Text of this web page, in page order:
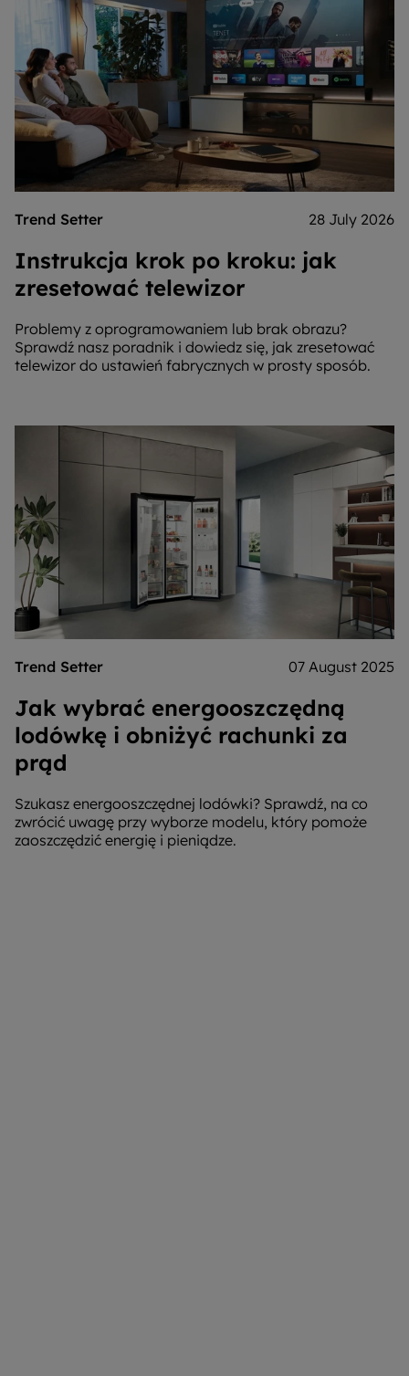
Trend Setter 28 July 2026
Instrukcja krok po kroku: jak
zresetować telewizor
Problemy z oprogramowaniem lub brak obrazu?
Sprawdź nasz poradnik i dowiedz się, jak zresetować
telewizor do ustawień fabrycznych w prosty sposób.
Trend Setter 07 August 2025
Jak wybrać energooszczędną
lodówkę i obniżyć rachunki za
prąd
Szukasz energooszczędnej lodówki? Sprawdź, na co
zwrócić uwagę przy wyborze modelu, który pomoże
zaoszczędzić energię i pieniądze.